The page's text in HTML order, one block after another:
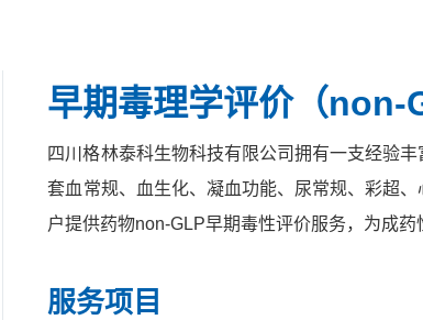
早期毒理学评价（non-
四川格林泰科生物科技有限公司拥有一支经验
套血常规、血生化、凝血功能、尿常规、彩超
户提供药物non-GLP早期毒性评价服务，为成药
服务项目